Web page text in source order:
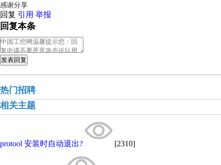
感谢分享
回复 引用 举报
回复本条
发表回复
热门招聘
相关主题
protool 安装时自动退出? [2310]